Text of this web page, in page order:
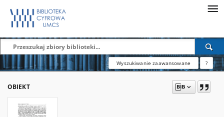
Wyszukiwanie zaawansowane ?
OBIEKT